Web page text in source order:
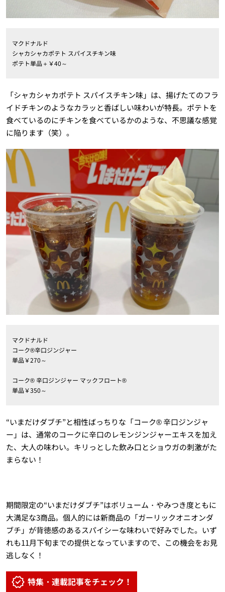
マクドナルド
シャカシャカポテト スパイスチキン味
ポテト単品＋￥40～
「シャカシャカポテト スパイスチキン味」は、揚げたてのフラ
イドチキンのようなカラッと香ばしい味わいが特長。ポテトを
食べているのにチキンを食べているかのような、不思議な感覚
に陥ります（笑）。
マクドナルド
コーク®辛口ジンジャー
単品￥270～
コーク® 辛口ジンジャー マックフロート®
単品￥350～
“いまだけダブチ”と相性ばっちりな「コーク® 辛口ジンジャ
ー」は、通常のコークに辛口のレモンジンジャーエキスを加え
た、大人の味わい。キリっとした飲み口とショウガの刺激がた
まらない！
期間限定の“いまだけダブチ”はボリューム・やみつき度ともに
大満足な3商品。個人的には新商品の「ガーリックオニオンダ
ブチ」が背徳感のあるスパイシーな味わいで好みでした。いず
れも11月下旬までの提供となっていますので、この機会をお見
逃しなく！
特集・連載記事をチェック！